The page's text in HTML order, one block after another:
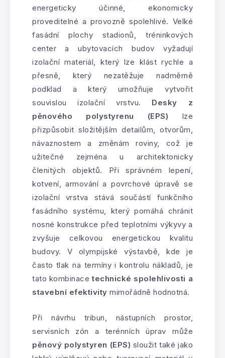
energeticky účinné, ekonomicky
proveditelné a provozně spolehlivé. Velké
fasádní plochy stadionů, tréninkových
center a ubytovacích budov vyžadují
izolační materiál, který lze klást rychle a
přesně, který nezatěžuje nadměrně
podklad a který umožňuje vytvořit
souvislou izolační vrstvu. Desky z
pěnového polystyrenu (EPS) lze
přizpůsobit složitějším detailům, otvorům,
návaznostem a změnám roviny, což je
užitečné zejména u architektonicky
členitých objektů. Při správném lepení,
kotvení, armování a povrchové úpravě se
izolační vrstva stává součástí funkčního
fasádního systému, který pomáhá chránit
nosné konstrukce před teplotními výkyvy a
zvyšuje celkovou energetickou kvalitu
budovy. V olympijské výstavbě, kde je
často tlak na termíny i kontrolu nákladů, je
tato kombinacetechnické spolehlivosti a
stavební efektivity mimořádně hodnotná.
Při návrhu tribun, nástupních prostor,
servisních zón a terénních úprav může
pěnový polystyren (EPS) sloužit také jako